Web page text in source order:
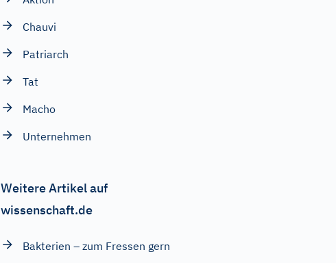
Chauvi
Patriarch
Tat
Macho
Unternehmen
Weitere Artikel auf
wissenschaft.de
Bakterien – zum Fressen gern